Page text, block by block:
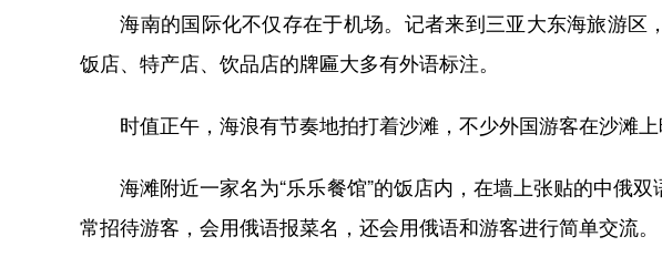
海南的国际化不仅存在于机场。记者来到三亚大东海旅游区
饭店、特产店、饮品店的牌匾大多有外语标注。
时值正午，海浪有节奏地拍打着沙滩，不少外国游客在沙滩上
海滩附近一家名为“乐乐餐馆”的饭店内，在墙上张贴的中俄双
常招待游客，会用俄语报菜名，还会用俄语和游客进行简单交流。